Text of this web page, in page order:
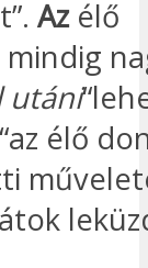
Az élő
mindig
utáni
élő